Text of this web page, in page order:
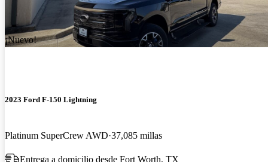
¡Nuevo!
2023 Ford F-150 Lightning
Platinum SuperCrew AWD 37,085 millas
Entrega a domicilio desde Fort Worth, TX